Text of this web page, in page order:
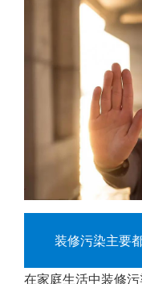
装修污染主要
在家庭生活中装修